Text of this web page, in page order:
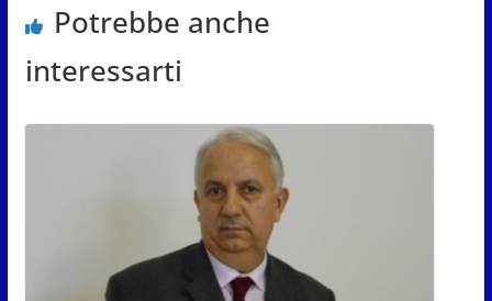
Potrebbe anche
interessarti